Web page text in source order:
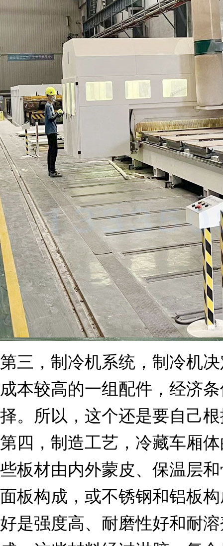
第三，制冷机系统，制冷机
成本较高的一组配件，经济
择。所以，这个还是要自己
第四，制造工艺，冷藏车厢
些板材由内外蒙皮、保温层
面板构成，或不锈钢和铝板
好是强度高、耐磨性好和耐